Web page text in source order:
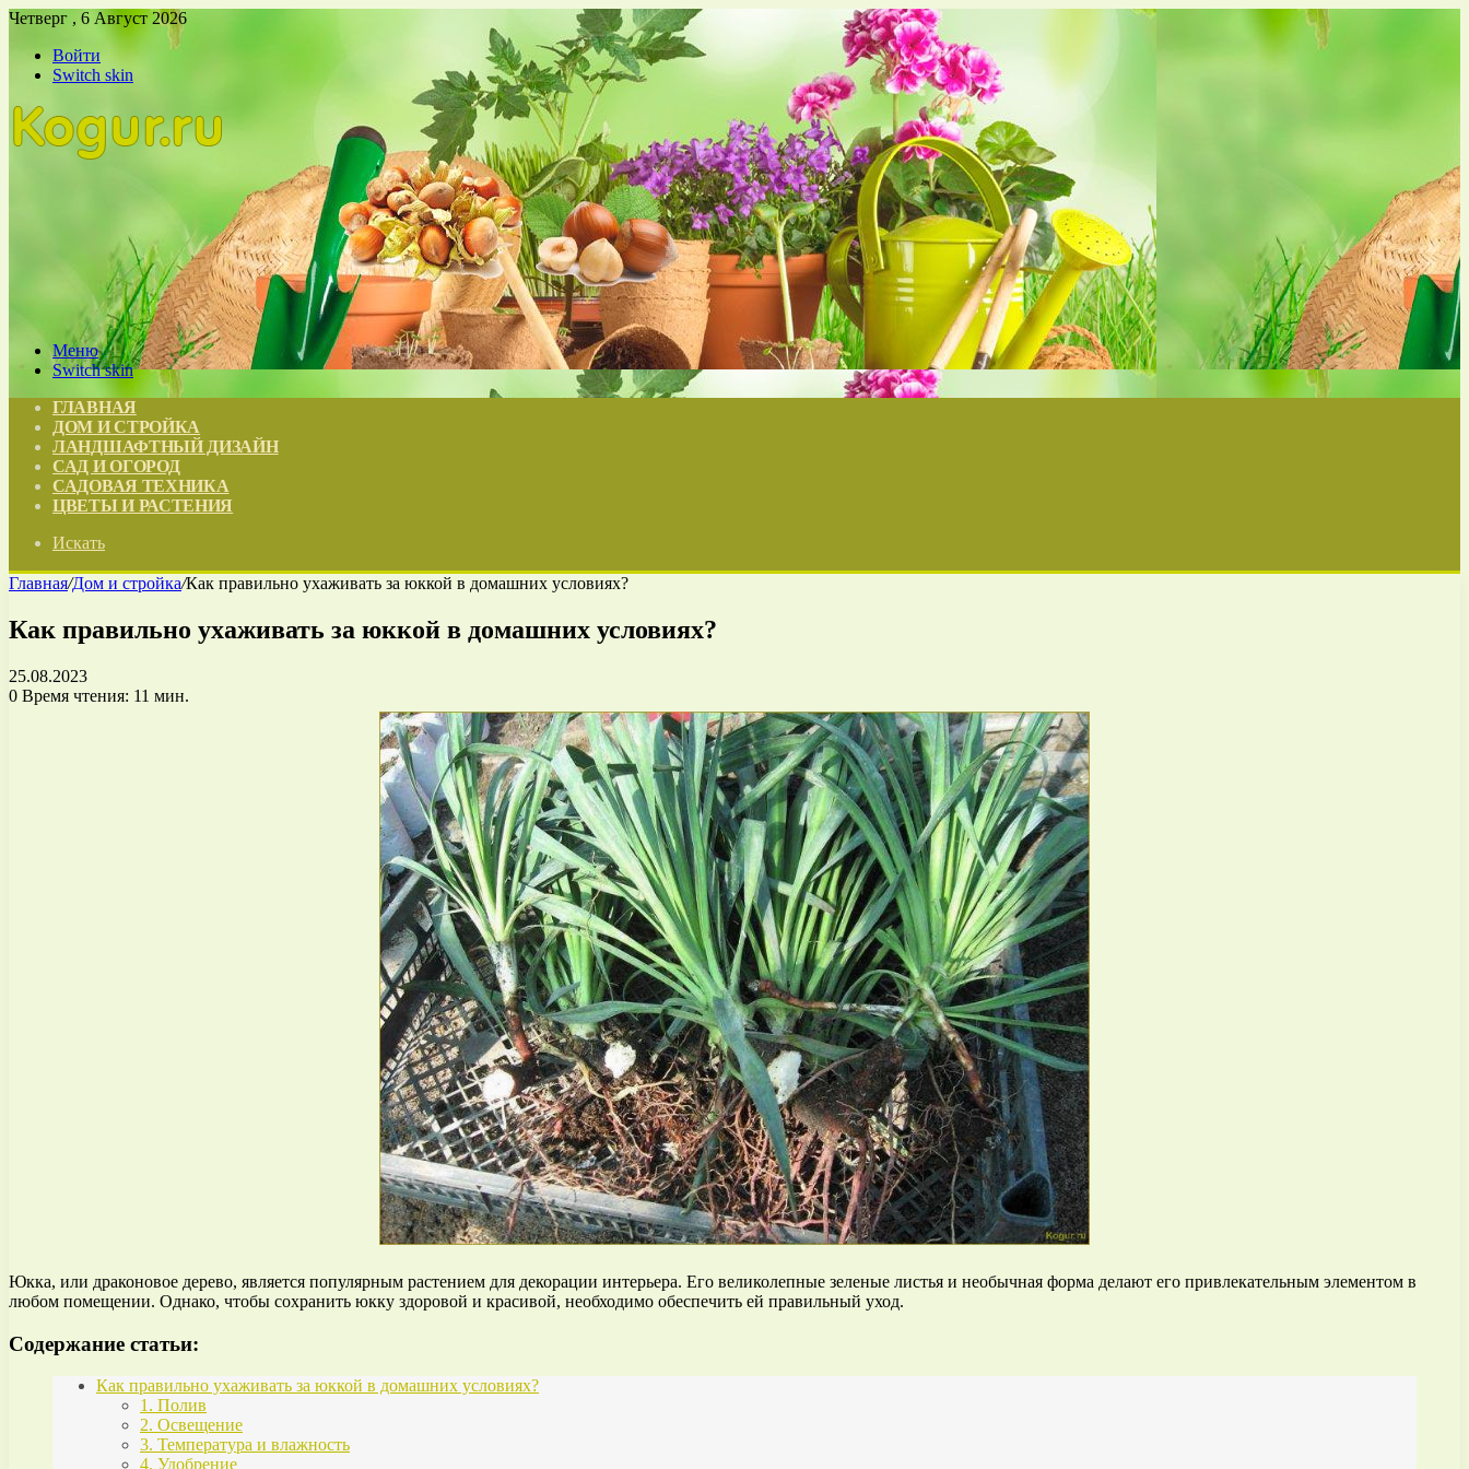
Четверг , 6 Август 2026
Войти
Switch skin
Меню
Switch skin
ГЛАВНАЯ
ДОМ И СТРОЙКА
ЛАНДШАФТНЫЙ ДИЗАЙН
САД И ОГОРОД
САДОВАЯ ТЕХНИКА
ЦВЕТЫ И РАСТЕНИЯ
Искать
Главная/Дом и стройка/Как правильно ухаживать за юккой в домашних условиях?
Как правильно ухаживать за юккой в домашних условиях?
25.08.2023
0 Время чтения: 11 мин.
Юкка, или драконовое дерево, является популярным растением для декорации интерьера. Его великолепные зеленые листья и необычная форма делают его привлекательным элементом в
любом помещении. Однако, чтобы сохранить юкку здоровой и красивой, необходимо обеспечить ей правильный уход.
Содержание статьи:
Как правильно ухаживать за юккой в домашних условиях?
1. Полив
2. Освещение
3. Температура и влажность
4. Удобрение